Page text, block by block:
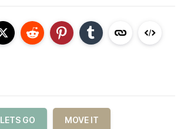
LETS GO MOVE IT